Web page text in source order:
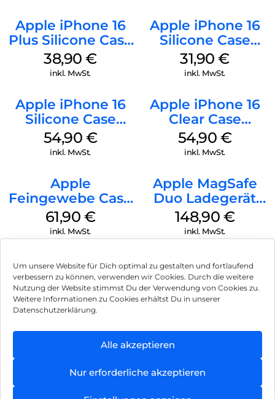
Um unsere Website für Dich optimal zu gestalten und fortlaufend
verbessern zu können, verwenden wir Cookies. Durch die weitere
Nutzung der Website stimmst Du der Verwendung von Cookies zu.
Weitere Informationen zu Cookies erhältst Du in unserer
Datenschutzerklärung.
Alle akzeptieren
Nur erforderliche akzeptieren
Apple iPhone 16
Plus Silicone Case
MagSafe Denim
38,90€
inkl. MwSt.
Apple iPhone 16
Silicone Case
MagSafe Fuchsia
31,90€
inkl. MwSt.
Apple iPhone 16
Silicone Case
MagSafe Lake
Green
54,90 €
inkl. MwSt.
Apple iPhone 16
Clear Case
MagSafe
Transparent
54,90 €
inkl. MwSt.
Apple
Feingewebe Case
iPhone 15 Pro
MagSafe Schwarz
61,90 €
inkl. MwSt.
Apple MagSafe
Duo Ladegerät
Weiß
148,90 €
inkl. MwSt.
Impressum
Hinweis zur Batterieentsorgung